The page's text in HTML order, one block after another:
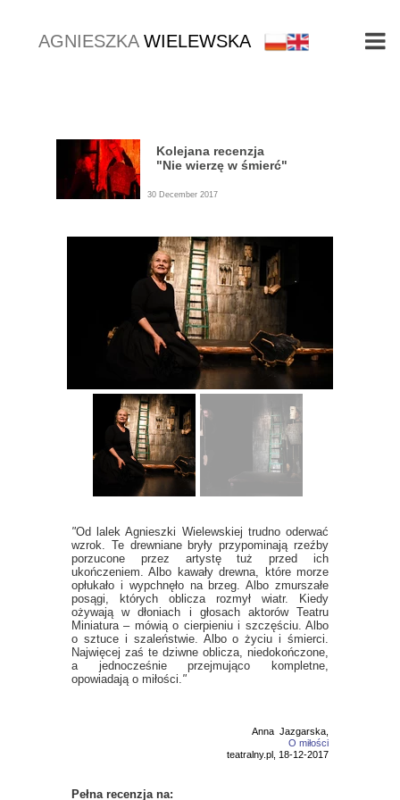
30 December 2017
"Od lalek Agnieszki Wielewskiej trudno oderwać
wzrok. Te drewniane bryły przypominają rzeźby
porzucone przez artystę tuż przed ich
ukończeniem. Albo kawały drewna, które morze
opłukało i wypchnęło na brzeg. Albo zmurszałe
posągi, których oblicza rozmył wiatr. Kiedy
ożywają w dłoniach i głosach aktorów Teatru
Miniatura – mówią o cierpieniu i szczęściu. Albo
o sztuce i szaleństwie. Albo o życiu i śmierci.
Najwięcej zaś te dziwne oblicza, niedokończone,
a jednocześnie przejmująco kompletne,
opowiadają o miłości."
Anna Jazgarska,
O miłości
teatralny.pl, 18-12-2017
Pełna recenzja na:
Kolejana recenzja
"Nie wierzę w śmierć"
AGNIESZKA WIELEWSKA